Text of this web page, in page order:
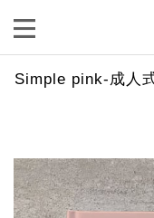
Simple pink-成人